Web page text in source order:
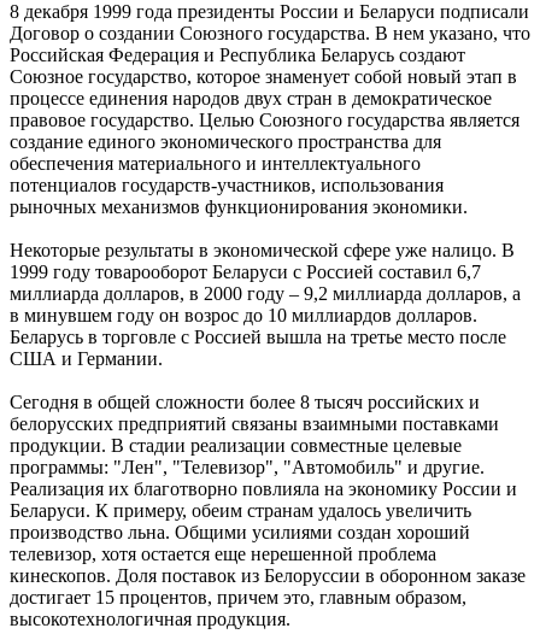
8 декабря 1999 года президенты России и Беларуси подписали
Договор о создании Союзного государства. В нем указано, что
Российская Федерация и Республика Беларусь создают
Союзное государство, которое знаменует собой новый этап в
процессе единения народов двух стран в демократическое
правовое государство. Целью Союзного государства является
создание единого экономического пространства для
обеспечения материального и интеллектуального
потенциалов государств-участников, использования
рыночных механизмов функционирования экономики.
Некоторые результаты в экономической сфере уже налицо. В
1999 году товарооборот Беларуси с Россией составил 6,7
миллиарда долларов, в 2000 году – 9,2 миллиарда долларов, а
в минувшем году он возрос до 10 миллиардов долларов.
Беларусь в торговле с Россией вышла на третье место после
США и Германии.
Сегодня в общей сложности более 8 тысяч российских и
белорусских предприятий связаны взаимными поставками
продукции. В стадии реализации совместные целевые
программы: "Лен", "Телевизор", "Автомобиль" и другие.
Реализация их благотворно повлияла на экономику России и
Беларуси. К примеру, обеим странам удалось увеличить
производство льна. Общими усилиями создан хороший
телевизор, хотя остается еще нерешенной проблема
кинескопов. Доля поставок из Белоруссии в оборонном заказе
достигает 15 процентов, причем это, главным образом,
высокотехнологичная продукция.